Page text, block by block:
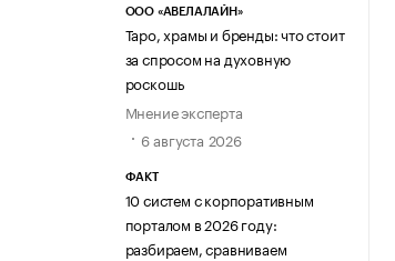
ООО «АВЕЛАЛАЙН»
Таро, храмы и бренды: что стоит
за спросом на духовную
роскошь
Мнение эксперта
6 августа 2026
ФАКТ
10 систем с корпоративным
порталом в 2026 году:
разбираем, сравниваем